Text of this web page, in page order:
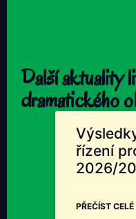
Další aktuality
dramatického
řízení
2026/
PŘEČÍST CELÉ